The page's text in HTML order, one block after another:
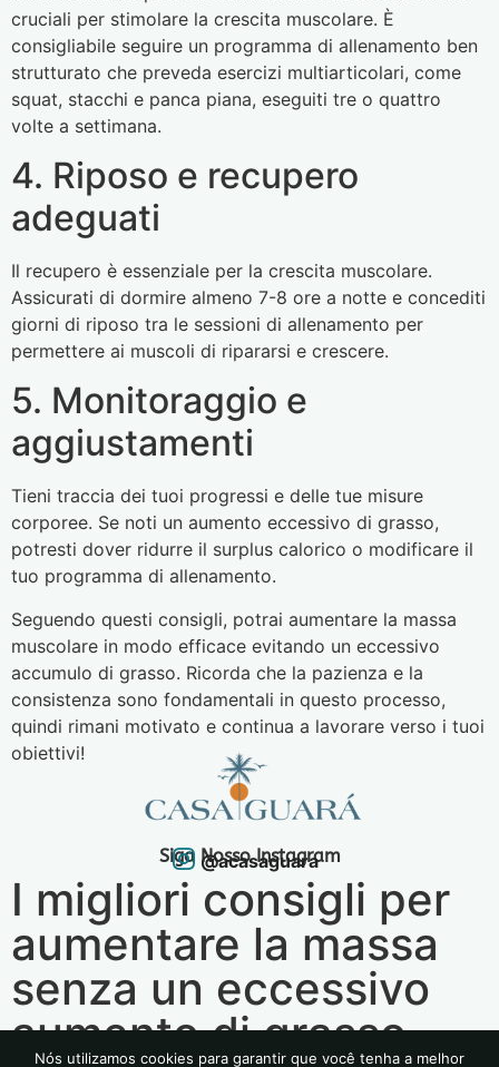
cruciali per stimolare la crescita muscolare. È
consigliabile seguire un programma di allenamento ben
strutturato che preveda esercizi multiarticolari, come
squat, stacchi e panca piana, eseguiti tre o quattro
volte a settimana.
4. Riposo e recupero
adeguati
Il recupero è essenziale per la crescita muscolare.
Assicurati di dormire almeno 7-8 ore a notte e concediti
giorni di riposo tra le sessioni di allenamento per
permettere ai muscoli di ripararsi e crescere.
5. Monitoraggio e
aggiustamenti
Tieni traccia dei tuoi progressi e delle tue misure
corporee. Se noti un aumento eccessivo di grasso,
potresti dover ridurre il surplus calorico o modificare il
tuo programma di allenamento.
Seguendo questi consigli, potrai aumentare la massa
muscolare in modo efficace evitando un eccessivo
accumulo di grasso. Ricorda che la pazienza e la
consistenza sono fondamentali in questo processo,
quindi rimani motivato e continua a lavorare verso i tuoi
obiettivi!
Siga Nosso Instagram
@acasaguara
I migliori consigli per
aumentare la massa
senza un eccessivo
aumento di grasso
Nós utilizamos cookies para garantir que você tenha a melhor